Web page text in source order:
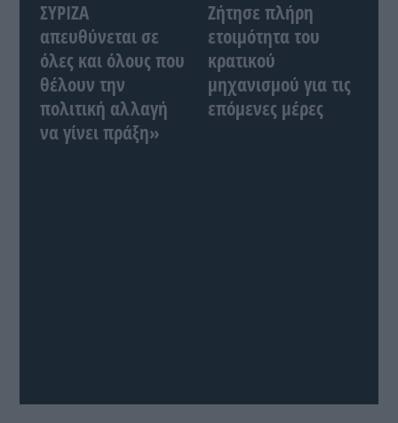
ΣΥΡΙΖΑ
απευθύνεται σε
όλες και όλους που
θέλουν την
πολιτική αλλαγή
να γίνει πράξη»
Ζήτησε πλήρη
ετοιμότητα του
κρατικού
μηχανισμού για τις
επόμενες μέρες